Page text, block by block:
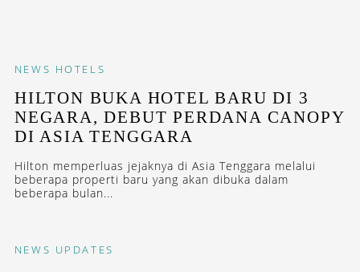
NEWS HOTELS
HILTON BUKA HOTEL BARU DI 3
NEGARA, DEBUT PERDANA CANOPY
DI ASIA TENGGARA
Hilton memperluas jejaknya di Asia Tenggara melalui
beberapa properti baru yang akan dibuka dalam
beberapa bulan...
NEWS UPDATES